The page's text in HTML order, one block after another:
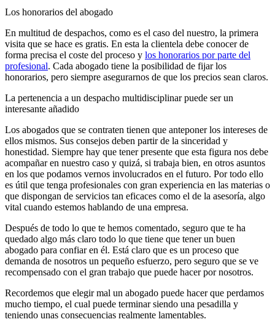
Los honorarios del abogado
En multitud de despachos, como es el caso del nuestro, la primera
visita que se hace es gratis. En esta la clientela debe conocer de
forma precisa el coste del proceso y los honorarios por parte del
profesional. Cada abogado tiene la posibilidad de fijar los
honorarios, pero siempre asegurarnos de que los precios sean claros.
La pertenencia a un despacho multidisciplinar puede ser un
interesante añadido
Los abogados que se contraten tienen que anteponer los intereses de
ellos mismos. Sus consejos deben partir de la sinceridad y
honestidad. Siempre hay que tener presente que esta figura nos debe
acompañar en nuestro caso y quizá, si trabaja bien, en otros asuntos
en los que podamos vernos involucrados en el futuro. Por todo ello
es útil que tenga profesionales con gran experiencia en las materias o
que dispongan de servicios tan eficaces como el de la asesoría, algo
vital cuando estemos hablando de una empresa.
Después de todo lo que te hemos comentado, seguro que te ha
quedado algo más claro todo lo que tiene que tener un buen
abogado para confiar en él. Está claro que es un proceso que
demanda de nosotros un pequeño esfuerzo, pero seguro que se ve
recompensado con el gran trabajo que puede hacer por nosotros.
Recordemos que elegir mal un abogado puede hacer que perdamos
mucho tiempo, el cual puede terminar siendo una pesadilla y
teniendo unas consecuencias realmente lamentables.